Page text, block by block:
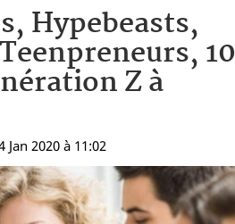
Hypebeasts,
10
Z à
Jan 2020 à 11:02